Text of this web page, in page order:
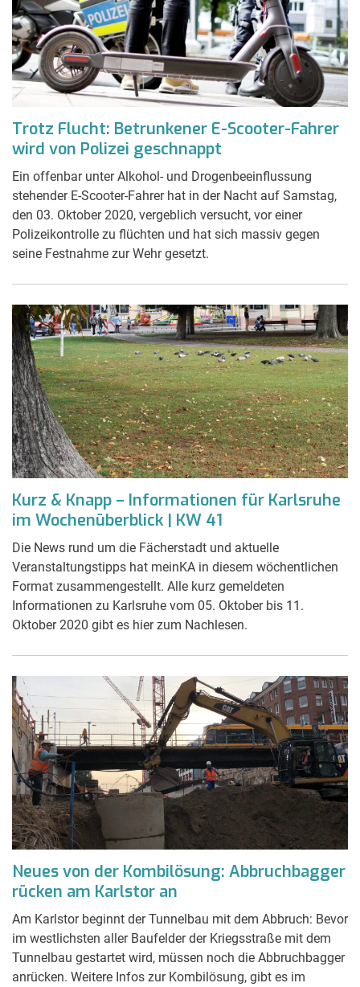
Trotz Flucht: Betrunkener E-Scooter-Fahrer
wird von Polizei geschnappt
Ein offenbar unter Alkohol- und Drogenbeeinflussung
stehender E-Scooter-Fahrer hat in der Nacht auf Samstag,
den 03. Oktober 2020, vergeblich versucht, vor einer
Polizeikontrolle zu flüchten und hat sich massiv gegen
seine Festnahme zur Wehr gesetzt.
Kurz & Knapp – Informationen für Karlsruhe
im Wochenüberblick | KW 41
Die News rund um die Fächerstadt und aktuelle
Veranstaltungstipps hat meinKA in diesem wöchentlichen
Format zusammengestellt. Alle kurz gemeldeten
Informationen zu Karlsruhe vom 05. Oktober bis 11.
Oktober 2020 gibt es hier zum Nachlesen.
Neues von der Kombilösung: Abbruchbagger
rücken am Karlstor an
Am Karlstor beginnt der Tunnelbau mit dem Abbruch: Bevor
im westlichsten aller Baufelder der Kriegsstraße mit dem
Tunnelbau gestartet wird, müssen noch die Abbruchbagger
anrücken. Weitere Infos zur Kombilösung, gibt es im